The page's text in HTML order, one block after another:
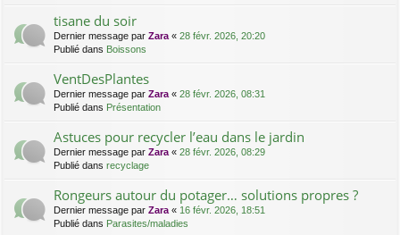
tisane du soir
Dernier message par Zara « 28 févr. 2026, 20:20
Publié dans Boissons
VentDesPlantes
Dernier message par Zara « 28 févr. 2026, 08:31
Publié dans Présentation
Astuces pour recycler l’eau dans le jardin
Dernier message par Zara « 28 févr. 2026, 08:29
Publié dans recyclage
Rongeurs autour du potager… solutions propres ?
Dernier message par Zara « 16 févr. 2026, 18:51
Publié dans Parasites/maladies